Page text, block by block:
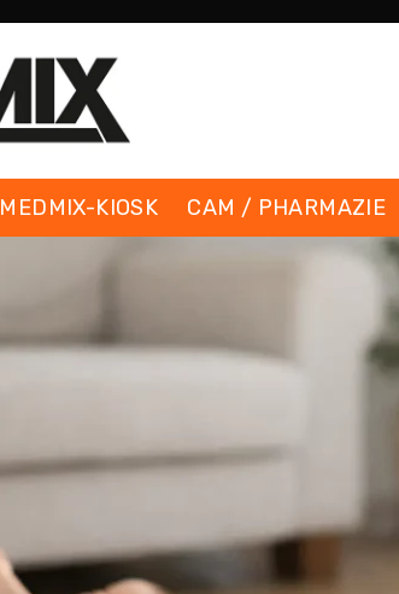
MEDMIX-KIOSK CAM / PHARMAZIE